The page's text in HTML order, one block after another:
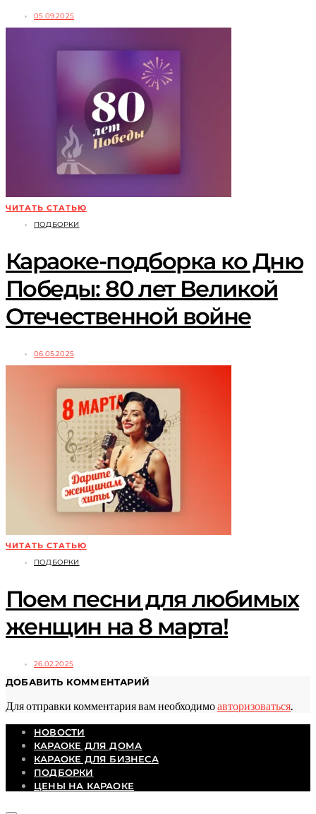
05.09.2025
ЧИТАТЬ СТАТЬЮ
ПОДБОРКИ
Караоке-подборка ко Дню
Победы: 80 лет Великой
Отечественной войне
06.05.2025
ЧИТАТЬ СТАТЬЮ
ПОДБОРКИ
Поем песни для любимых
женщин на 8 марта!
26.02.2025
ДОБАВИТЬ КОММЕНТАРИЙ
Для отправки комментария вам необходимоавторизоваться
НОВОСТИ
КАРАОКЕ ДЛЯ ДОМА
КАРАОКЕ ДЛЯ БИЗНЕСА
ПОДБОРКИ
ЦЕНЫ НА КАРАОКЕ